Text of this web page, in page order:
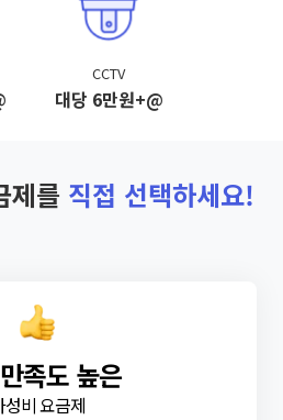
CCTV
대당 6만원+@
제를 직접 선택하세요!
족도 높은
성비 요금제